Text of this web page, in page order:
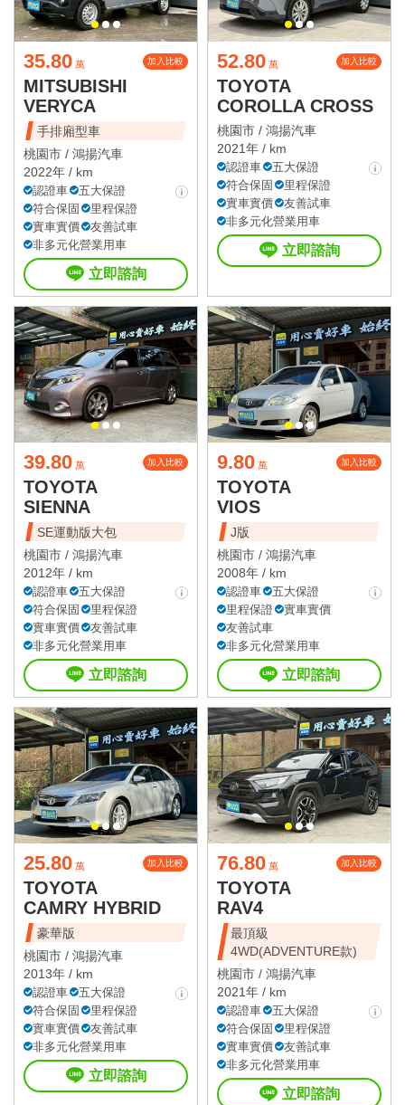
35.80 萬 加入比較
MITSUBISHI
VERYCA
手排廂型車
桃園市 / 鴻揚汽車
2022年 / km
認證車
五大保證
符合保固
里程保證
實車實價
友善試車
非多元化營業用車
立即諮詢
52.80 萬 加入比較
TOYOTA
COROLLA CROSS
桃園市 / 鴻揚汽車
2021年 / km
認證車
五大保證
符合保固
里程保證
實車實價
友善試車
非多元化營業用車
立即諮詢
39.80 萬 加入比較
TOYOTA
SIENNA
SE運動版大包
桃園市 / 鴻揚汽車
2012年 / km
認證車
五大保證
符合保固
里程保證
實車實價
友善試車
非多元化營業用車
立即諮詢
9.80 萬 加入比較
TOYOTA
VIOS
J版
桃園市 / 鴻揚汽車
2008年 / km
認證車
五大保證
里程保證
實車實價
友善試車
非多元化營業用車
立即諮詢
25.80 萬 加入比較
TOYOTA
CAMRY HYBRID
豪華版
桃園市 / 鴻揚汽車
2013年 / km
認證車
五大保證
符合保固
里程保證
實車實價
友善試車
非多元化營業用車
立即諮詢
76.80 萬 加入比較
TOYOTA
RAV4
最頂級
4WD(ADVENTURE款)
桃園市 / 鴻揚汽車
2021年 / km
認證車
五大保證
符合保固
里程保證
實車實價
友善試車
非多元化營業用車
立即諮詢